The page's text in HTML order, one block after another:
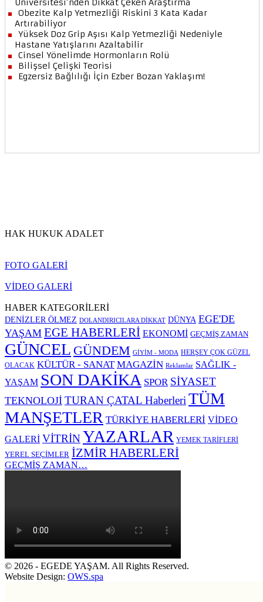
HAK HUKUK ADALET
FOTO GALERİ
VİDEO GALERİ
HABER KATEGORİLERİ
DENİZLER ÖLMEZ DOLANDIRICILARA DİKKAT DÜNYA EGE'DE
YAŞAM EGE HABERLERİ EKONOMİ GEÇMİŞ ZAMAN
GÜNCEL GÜNDEM GİYİM - MODA HERŞEY ÇOK GÜZEL
OLACAK KÜLTÜR - SANAT MAGAZİN Reklamlar SAĞLIK -
YAŞAM SON DAKİKA SPOR SİYASET
TEKNOLOJİ TURAN ÇATAL Haberleri TÜM
MANŞETLER TÜRKİYE HABERLERİ VİDEO
GALERİ VİTRİNYAZARLAR YEMEK TARİFLERİ
YEREL SEÇİMLER İZMİR HABERLERİ
GEÇMİŞ ZAMAN…
© 2026 - EGEDE YAŞAM. All Rights Reserved.
Website Design: OWS.spa